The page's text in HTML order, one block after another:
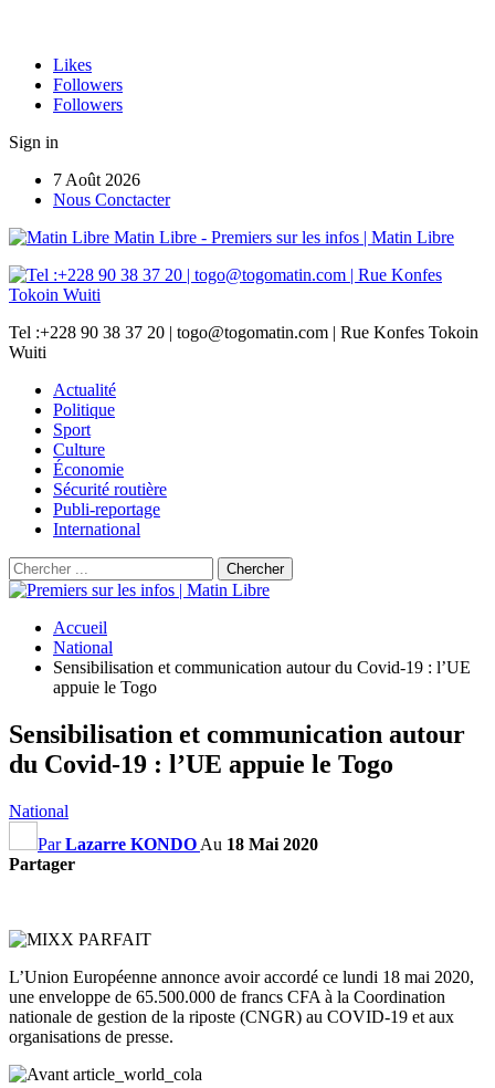
Likes
Followers
Followers
Sign in
7 Août 2026
Nous Conctacter
Matin Libre - Premiers sur les infos | Matin Libre
Tel :+228 90 38 37 20 | togo@togomatin.com | Rue Konfes Tokoin
Wuiti
Actualité
Politique
Sport
Culture
Économie
Sécurité routière
Publi-reportage
International
Accueil
National
Sensibilisation et communication autour du Covid-19 : l’UE
appuie le Togo
Sensibilisation et communication autour
du Covid-19 : l’UE appuie le Togo
National
ParLazarre KONDO Au 18 Mai 2020
Partager
L’Union Européenne annonce avoir accordé ce lundi 18 mai 2020,
une enveloppe de 65.500.000 de francs CFA à la Coordination
nationale de gestion de la riposte (CNGR) au COVID-19 et aux
organisations de presse.